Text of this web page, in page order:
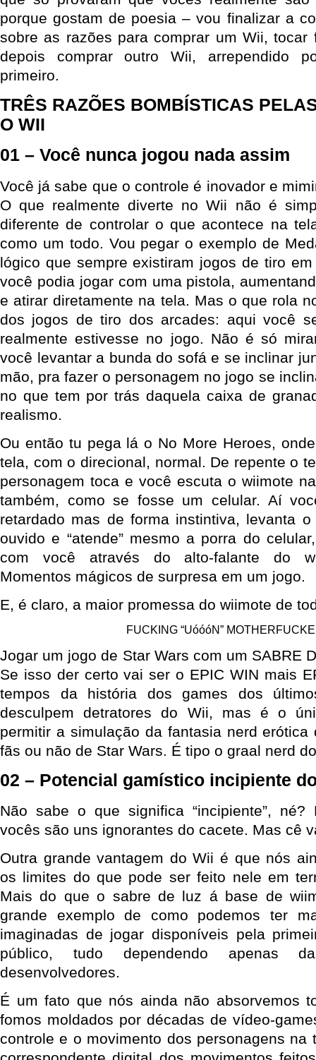
porque gostam de poesia – vou finalizar a
sobre as razões para comprar um Wii,
depois comprar outro Wii, arrependido
primeiro.
TRÊS RAZÕES BOMBÍSTICAS
O WII
01 – Você nunca jogou nada assim
Você já sabe que o controle é inovador e
O que realmente diverte no Wii não é
diferente de controlar o que acontece na
como um todo. Vou pegar o exemplo de
lógico que sempre existiram jogos de tiro
você podia jogar com uma pistola,
e atirar diretamente na tela. Mas o que rola
dos jogos de tiro dos arcades: aqui você
realmente estivesse no jogo. Não é só
você levantar a bunda do sofá e se inclinar
mão, pra fazer o personagem no jogo se
no que tem por trás daquela caixa de
realismo.
Ou então tu pega lá o No More Heroes,
tela, com o direcional, normal. De repente o
personagem toca e você escuta o wiimote
também, como se fosse um celular. Aí
retardado mas de forma instintiva, levanta
ouvido e “atende” mesmo a porra do
com você através do alto-falante do
Momentos mágicos de surpresa em um jogo.
E, é claro, a maior promessa do wiimote de
FUCKING “UóóóN”
Jogar um jogo de Star Wars com um SABRE
Se isso der certo vai ser o EPIC WIN mais
tempos da história dos games dos
desculpem detratores do Wii, mas é o
permitir a simulação da fantasia nerd erótica
fãs ou não de Star Wars. É tipo o graal nerd
02 – Potencial gamístico incipiente
Não sabe o que significa “incipiente”,
vocês são uns ignorantes do cacete. Mas cê
Outra grande vantagem do Wii é que nós
os limites do que pode ser feito nele em
Mais do que o sabre de luz á base de
grande exemplo de como podemos ter
imaginadas de jogar disponíveis pela
público, tudo dependendo apenas
desenvolvedores.
É um fato que nós ainda não absorvemos
fomos moldados por décadas de vídeo-
controle e o movimento dos personagens na